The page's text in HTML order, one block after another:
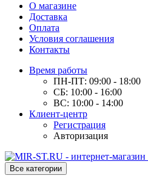
О магазине
Доставка
Оплата
Условия соглашения
Контакты
Время работы
ПН-ПТ: 09:00 - 18:00
СБ: 10:00 - 16:00
ВС: 10:00 - 14:00
Клиент-центр
Регистрация
Авторизация
Все категории